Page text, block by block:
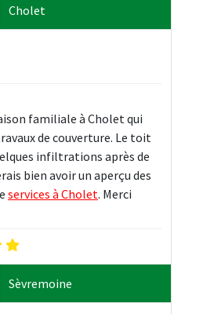
Cholet
familiale à Cholet qui
de couverture. Le toit
infiltrations après de
bien avoir un aperçu des
services à Cholet. Merci
Sèvremoine